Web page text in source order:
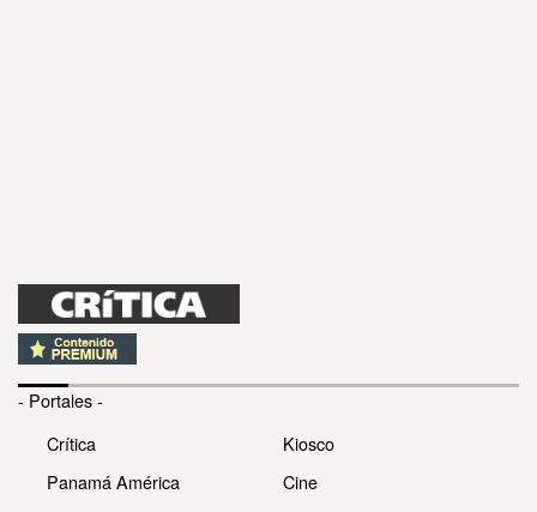
- Portales -
Crítica
Panamá América
Kiosco
Cine